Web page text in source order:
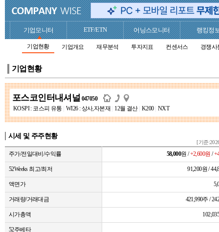
기업모니터 ETF/ETN 어닝스모니터 랭킹정
기업현황 기업개요 재무분석 투자지표 컨센서스 경쟁사
기업현황
포스코인터내셔널 047050
KOSPI : 코스피 유통
WI26 : 상사,자본재 12월 결산 K200 NXT
시세 및 주주현황
[기준
주가/전일대비/수익률 58,000원 /+2,600원 /
52Weeks 최고/최저 91,200원 /
액면가
거래량/거래대금 421,990주 /
시가총액
52주베타